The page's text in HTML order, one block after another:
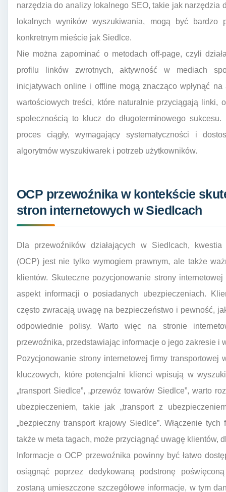
narzędzia do analizy lokalnego SEO, takie jak narzędzia
lokalnych wyników wyszukiwania, mogą być bardzo
konkretnym mieście jak Siedlce.
Nie można zapominać o metodach off-page, czyli
profilu linków zwrotnych, aktywność w mediach
inicjatywach online i offline mogą znacząco wpłynąć
wartościowych treści, które naturalnie przyciągają linki,
społecznością to klucz do długoterminowego
proces ciągły, wymagający systematyczności i
algorytmów wyszukiwarek i potrzeb użytkowników.
OCP przewoźnika w kontekście
stron internetowych w Siedlcach
Dla przewoźników działających w Siedlcach,
(OCP) jest nie tylko wymogiem prawnym, ale także
klientów. Skuteczne pozycjonowanie strony
aspekt informacji o posiadanych ubezpieczeniach.
często zwracają uwagę na bezpieczeństwo i pewność,
odpowiednie polisy. Warto więc na stronie
przewoźnika, przedstawiając informacje o jego zakresie i
Pozycjonowanie strony internetowej firmy
kluczowych, które potencjalni klienci wpisują w
„transport Siedlce”, „przewóz towarów Siedlce”, warto
ubezpieczeniem, takie jak „transport z
„bezpieczny transport krajowy Siedlce”. Włączenie
także w meta tagach, może przyciągnąć uwagę klientów,
Informacje o OCP przewoźnika powinny być łatwo
osiągnąć poprzez dedykowaną podstronę
zostaną umieszczone szczegółowe informacje, w tym